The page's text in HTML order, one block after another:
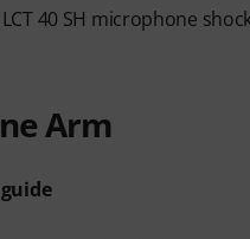
40 SH microphone
Arm